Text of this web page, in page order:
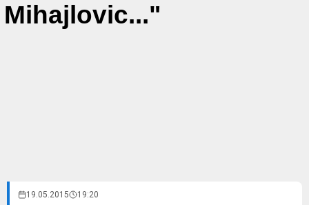
Mihajlovic..."
19.05.2015 19:20